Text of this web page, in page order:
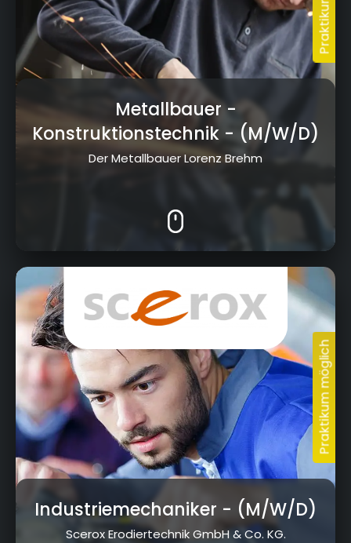
Metallbauer -
Konstruktionstechnik- (M/W/D)
Der Metallbauer Lorenz Brehm
Dr.-Ludwig-Vierling-Str. 12, 96257 Redwitz
a.d.Rodach
Industriemechaniker - (M/W/D)
Scerox Erodiertechnik GmbH & Co. KG.